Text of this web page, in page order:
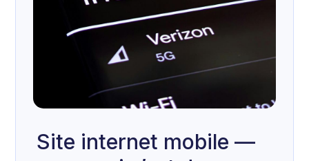
Site internet mobile —